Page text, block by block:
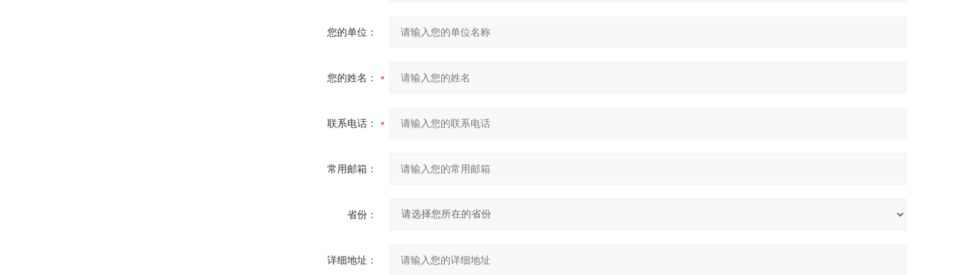
您的单位：
您的姓名：
联系电话：
常用邮箱：
省份：
详细地址：